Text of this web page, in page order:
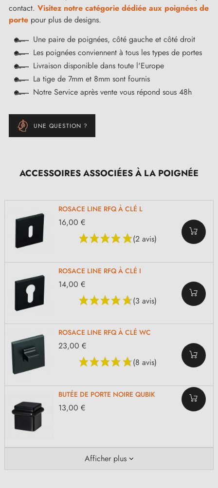
contact. Visitez notre catégorie dédiée aux poignées de
porte pour plus de designs.
Une paire de poignées, côté gauche et côté droit
Les poignées conviennent à tous les types de portes
Livraison disponible dans toute l'Europe
La tige de 7mm et 8mm sont fournis
Notre Service après vente vous répond sous 48h
UNE QUESTION ?
ACCESSOIRES ASSOCIÉES À LA POIGNÉE
ROSACE LINE RFQ À CLÉ L
(2 avis)
16,00 €
ROSACE LINE RFQ À CLÉ I
(3 avis)
14,00 €
ROSACE LINE RFQ À CLÉ WC
(8 avis)
23,00 €
BUTÉE DE PORTE NOIRE QUBIK
13,00 €
Afficher plus